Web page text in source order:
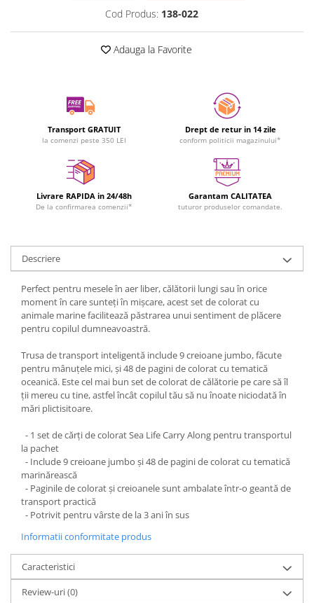
Cod Produs: 138-022
Adauga la Favorite
Transport GRATUIT
la comenzi peste 350 LEI
Drept de retur in 14 zile
conform politicii magazinului*
Livrare RAPIDA in 24/48h
De la confirmarea comenzii*
Garantam CALITATEA
tuturor produselor comandate.
Descriere
Perfect pentru mesele în aer liber, călătorii lungi sau în orice
moment în care sunteți în mișcare, acest set de colorat cu
animale marine facilitează păstrarea unui sentiment de plăcere
pentru copilul dumneavoastră.
Trusa de transport inteligentă include 9 creioane jumbo, făcute
pentru mânuțele mici, și 48 de pagini de colorat cu tematică
oceanică. Este cel mai bun set de colorat de călătorie pe care să îl
ții mereu cu tine, astfel încât copilul tău să nu înoate niciodată în
mări plictisitoare.
- 1 set de cărți de colorat Sea Life Carry Along pentru transportul
la pachet
- Include 9 creioane jumbo și 48 de pagini de colorat cu tematică
marinărească
- Paginile de colorat și creioanele sunt ambalate într-o geantă de
transport practică
- Potrivit pentru vârste de la 3 ani în sus
Informatii conformitate produs
Caracteristici
Review-uri(0)